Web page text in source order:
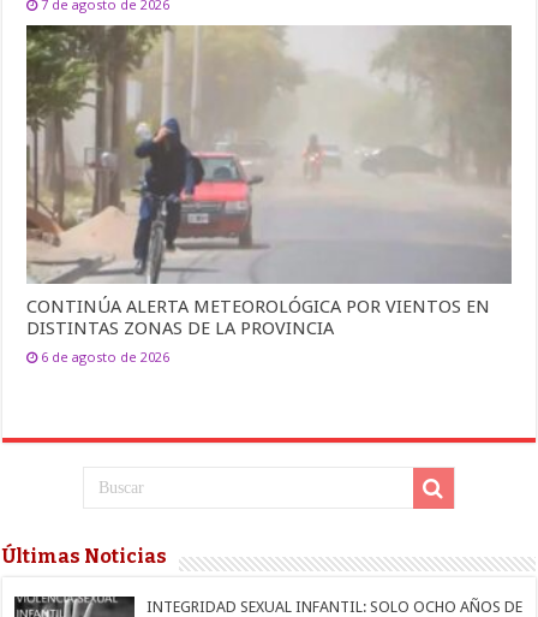
7 de agosto de 2026
CONTINÚA ALERTA METEOROLÓGICA POR VIENTOS EN
DISTINTAS ZONAS DE LA PROVINCIA
6 de agosto de 2026
Últimas Noticias
INTEGRIDAD SEXUAL INFANTIL: SOLO OCHO AÑOS DE